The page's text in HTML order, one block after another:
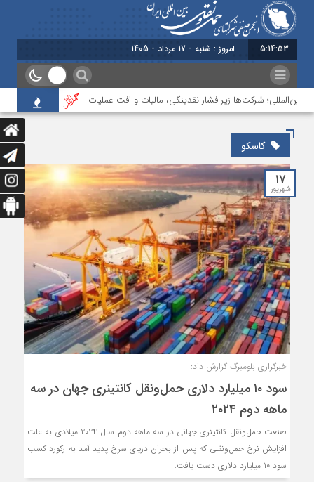
5:14:53 امروز : شنبه - 17 مرداد - 1405
شرکت‌ها زیر فشار نقدینگی، مالیات و افت عملیات بررسی
کاسکو
۱۷
شهریور
خبرگزاری بلومبرگ گزارش داد:
سود ۱۰ میلیارد دلاری حمل‌و‌نقل کانتینری جهان در سه
ماهه دوم ۲۰۲۴
صنعت حمل‌و‌نقل کانتینری جهانی در سه ماهه دوم سال ۲۰۲۴ میلادی به علت
افزایش نرخ حمل‌و‌نقلی که پس از بحران دریای سرخ پدید آمد به رکورد کسب
سود ۱۰ میلیارد دلاری دست یافت.